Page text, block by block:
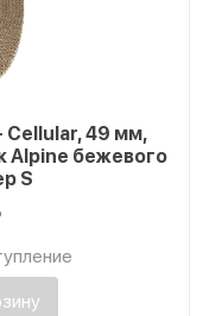
Cellular, 49 мм,
Alpine бежевого
S